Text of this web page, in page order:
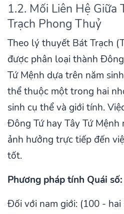
1.2. Mối Liên Hệ Giữa
Trạch Phong Thuỷ
Theo lý thuyết Bát Trạch
được phân loại thành
Tứ Mệnh dựa trên năm
thể thuộc một trong hai
sinh cụ thể và giới tính.
Đông Tứ hay Tây Tứ
ảnh hưởng trực tiếp đến
tốt.
Phương pháp tính Quái số:
Đối với nam giới: (100 - hai